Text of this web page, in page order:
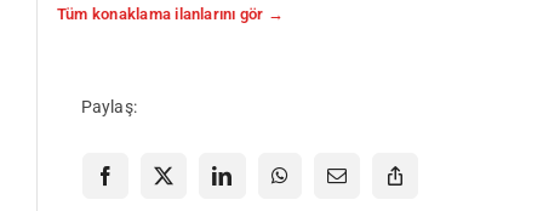
Tüm konaklama ilanlarını gör →
Paylaş: